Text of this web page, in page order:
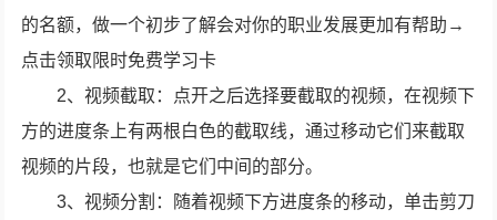
的名额，做一个初步了解会对你的职业发展更加有帮助→
点击领取限时免费学习卡
2、视频截取：点开之后选择要截取的视频，在视频下
方的进度条上有两根白色的截取线，通过移动它们来截取
视频的片段，也就是它们中间的部分。
3、视频分割：随着视频下方进度条的移动，单击剪刀